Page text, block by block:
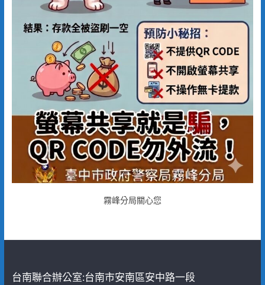
霧峰分局關心您
台南聯合辦公室:台南市安南區安中路一段